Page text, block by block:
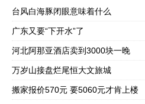
台风白海豚闭眼意味着什么
广东又要“下开水”了
河北阿那亚酒店卖到3000块一晚
万岁山接盘烂尾恒大文旅城
搬家报价570元 要5060元才肯上楼